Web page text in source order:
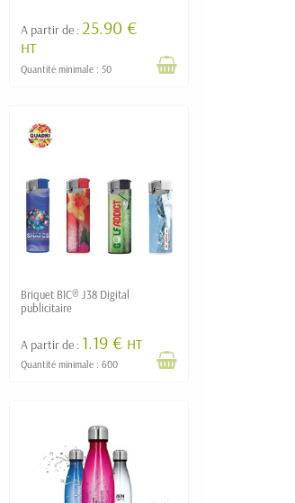
A partir de :25.90 €
HT
Quantité minimale : 50
Briquet BIC® J38 Digital
publicitaire
A partir de : 1.19 € HT
Quantité minimale : 600